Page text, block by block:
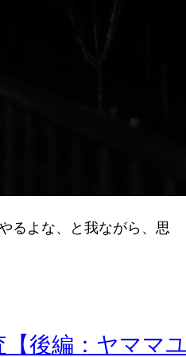
るよな、と我ながら、思
後編：ヤママ